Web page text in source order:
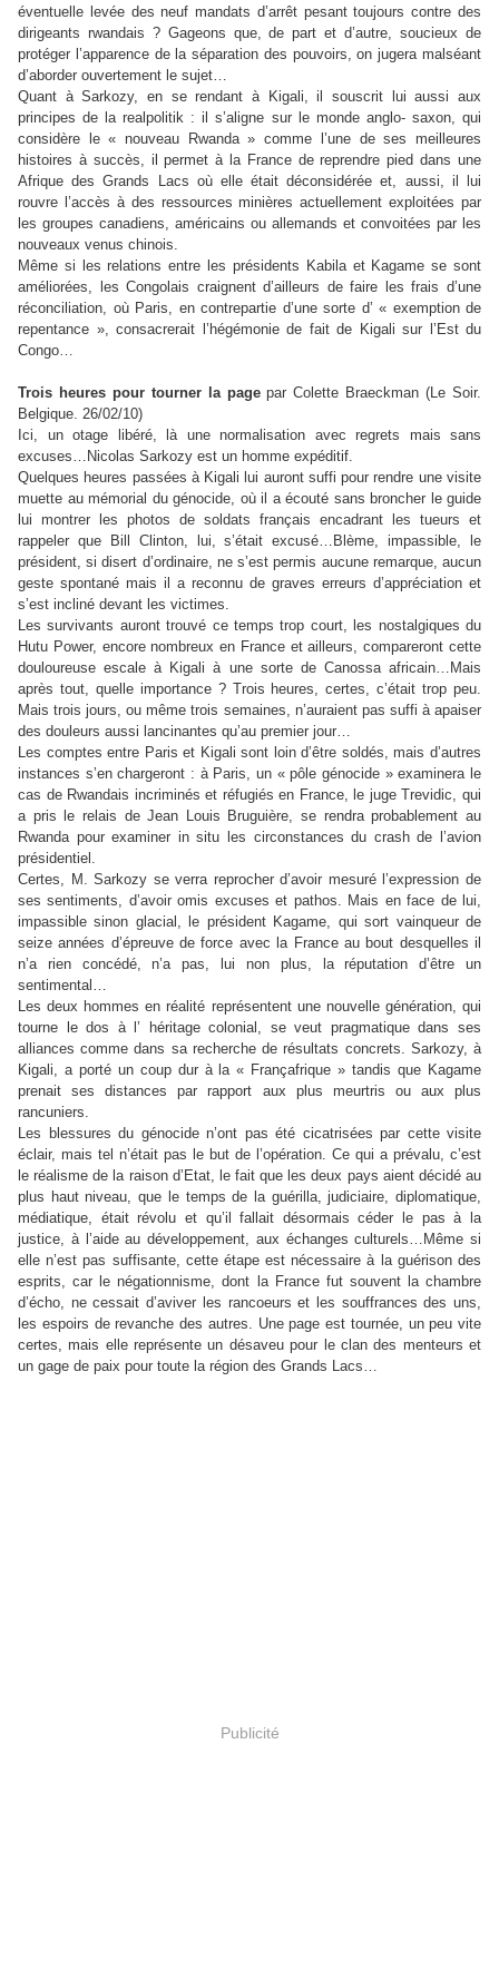
éventuelle levée des neuf mandats d’arrêt pesant toujours contre des
dirigeants rwandais ? Gageons que, de part et d’autre, soucieux de
protéger l’apparence de la séparation des pouvoirs, on jugera malséant
d’aborder ouvertement le sujet…
Quant à Sarkozy, en se rendant à Kigali, il souscrit lui aussi aux
principes de la realpolitik : il s’aligne sur le monde anglo- saxon, qui
considère le « nouveau Rwanda » comme l’une de ses meilleures
histoires à succès, il permet à la France de reprendre pied dans une
Afrique des Grands Lacs où elle était déconsidérée et, aussi, il lui
rouvre l’accès à des ressources minières actuellement exploitées par
les groupes canadiens, américains ou allemands et convoitées par les
nouveaux venus chinois.
Même si les relations entre les présidents Kabila et Kagame se sont
améliorées, les Congolais craignent d’ailleurs de faire les frais d’une
réconciliation, où Paris, en contrepartie d’une sorte d’ « exemption de
repentance », consacrerait l’hégémonie de fait de Kigali sur l’Est du
Congo…
Trois heures pour tourner la page par Colette Braeckman (Le Soir.
Belgique. 26/02/10)
Ici, un otage libéré, là une normalisation avec regrets mais sans
excuses…Nicolas Sarkozy est un homme expéditif.
Quelques heures passées à Kigali lui auront suffi pour rendre une visite
muette au mémorial du génocide, où il a écouté sans broncher le guide
lui montrer les photos de soldats français encadrant les tueurs et
rappeler que Bill Clinton, lui, s’était excusé…Blème, impassible, le
président, si disert d’ordinaire, ne s’est permis aucune remarque, aucun
geste spontané mais il a reconnu de graves erreurs d’appréciation et
s’est incliné devant les victimes.
Les survivants auront trouvé ce temps trop court, les nostalgiques du
Hutu Power, encore nombreux en France et ailleurs, compareront cette
douloureuse escale à Kigali à une sorte de Canossa africain…Mais
après tout, quelle importance ? Trois heures, certes, c’était trop peu.
Mais trois jours, ou même trois semaines, n’auraient pas suffi à apaiser
des douleurs aussi lancinantes qu’au premier jour…
Les comptes entre Paris et Kigali sont loin d’être soldés, mais d’autres
instances s’en chargeront : à Paris, un « pôle génocide » examinera le
cas de Rwandais incriminés et réfugiés en France, le juge Trevidic, qui
a pris le relais de Jean Louis Bruguière, se rendra probablement au
Rwanda pour examiner in situ les circonstances du crash de l’avion
présidentiel.
Certes, M. Sarkozy se verra reprocher d’avoir mesuré l’expression de
ses sentiments, d’avoir omis excuses et pathos. Mais en face de lui,
impassible sinon glacial, le président Kagame, qui sort vainqueur de
seize années d’épreuve de force avec la France au bout desquelles il
n’a rien concédé, n’a pas, lui non plus, la réputation d’être un
sentimental…
Les deux hommes en réalité représentent une nouvelle génération, qui
tourne le dos à l’ héritage colonial, se veut pragmatique dans ses
alliances comme dans sa recherche de résultats concrets. Sarkozy, à
Kigali, a porté un coup dur à la « Françafrique » tandis que Kagame
prenait ses distances par rapport aux plus meurtris ou aux plus
rancuniers.
Les blessures du génocide n’ont pas été cicatrisées par cette visite
éclair, mais tel n’était pas le but de l’opération. Ce qui a prévalu, c’est
le réalisme de la raison d’Etat, le fait que les deux pays aient décidé au
plus haut niveau, que le temps de la guérilla, judiciaire, diplomatique,
médiatique, était révolu et qu’il fallait désormais céder le pas à la
justice, à l’aide au développement, aux échanges culturels…Même si
elle n’est pas suffisante, cette étape est nécessaire à la guérison des
esprits, car le négationnisme, dont la France fut souvent la chambre
d’écho, ne cessait d’aviver les rancoeurs et les souffrances des uns,
les espoirs de revanche des autres. Une page est tournée, un peu vite
certes, mais elle représente un désaveu pour le clan des menteurs et
un gage de paix pour toute la région des Grands Lacs…
Publicité